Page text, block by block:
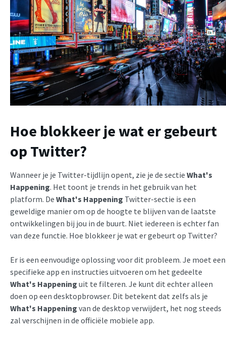
Hoe blokkeer je wat er gebeurt
op Twitter?
Wanneer je je Twitter-tijdlijn opent, zie je de sectie What's
Happening. Het toont je trends in het gebruik van het
platform. De What's Happening Twitter-sectie is een
geweldige manier om op de hoogte te blijven van de laatste
ontwikkelingen bij jou in de buurt. Niet iedereen is echter fan
van deze functie. Hoe blokkeer je wat er gebeurt op Twitter?
Er is een eenvoudige oplossing voor dit probleem. Je moet een
specifieke app en instructies uitvoeren om het gedeelte
What's Happening uit te filteren. Je kunt dit echter alleen
doen op een desktopbrowser. Dit betekent dat zelfs als je
What's Happening van de desktop verwijdert, het nog steeds
zal verschijnen in de officiële mobiele app.